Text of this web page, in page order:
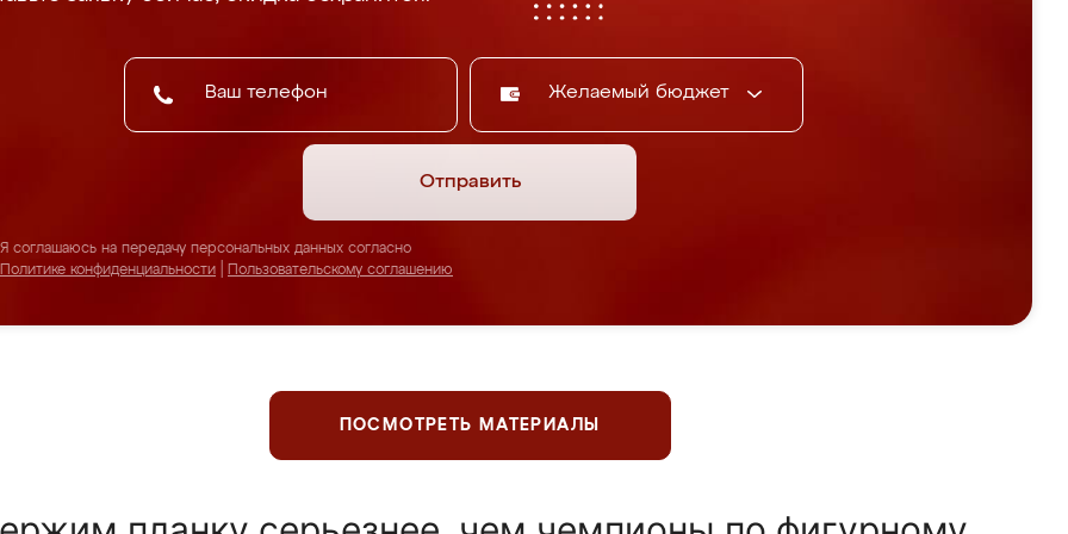
Желаемый бюджет
Отправить
Я соглашаюсь на передачу персональных данных согласно
Политике конфиденциальности
Пользовательскому соглашению
ПОСМОТРЕТЬ МАТЕРИАЛЫ